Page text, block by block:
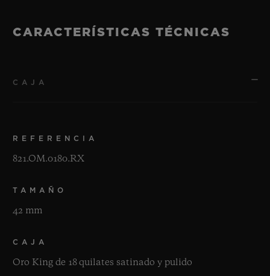
CARACTERÍSTICAS TÉCNICAS
CAJA
REFERENCIA
821.OM.0180.RX
TAMAÑO
42 mm
CAJA
Oro King de 18 quilates satinado y pulido